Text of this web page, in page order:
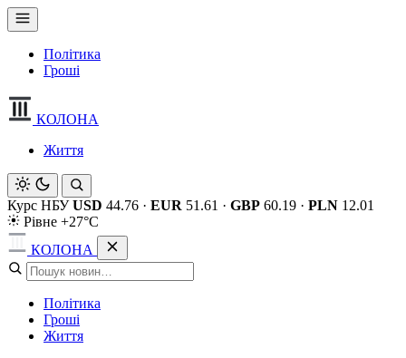
Політика
Гроші
КОЛОНА
Життя
Курс НБУ USD 44.76 · EUR 51.61 · GBP 60.19 · PLN 12.01
Рівне +27°C
КОЛОНА
Політика
Гроші
Життя